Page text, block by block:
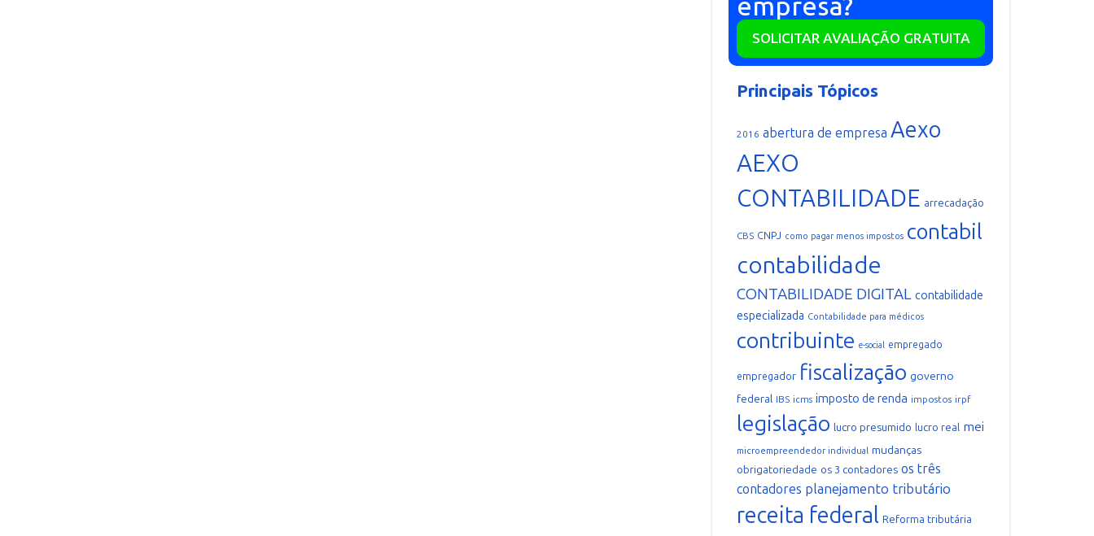
empresa?
SOLICITAR AVALIAÇÃO GRATUITA
Principais Tópicos
2016 abertura de empresa Aexo
AEXO
CONTABILIDADE arrecadação
CBS CNPJ como pagar menos impostos contabil
contabilidade
CONTABILIDADE DIGITAL contabilidade
especializada Contabilidade para médicos
contribuinte e-social empregado
empregador fiscalização governo
federal IBS icms imposto de renda impostos irpf
legislação lucro presumido lucro real mei
microempreendedor individual mudanças
obrigatoriedade os 3 contadores os três
contadores planejamento tributário
receita federal Reforma tributária